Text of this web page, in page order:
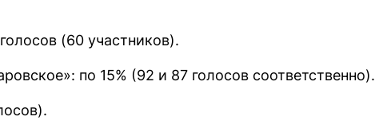
(60 участников).
по 15% (92 и 87 голосов соответственно).